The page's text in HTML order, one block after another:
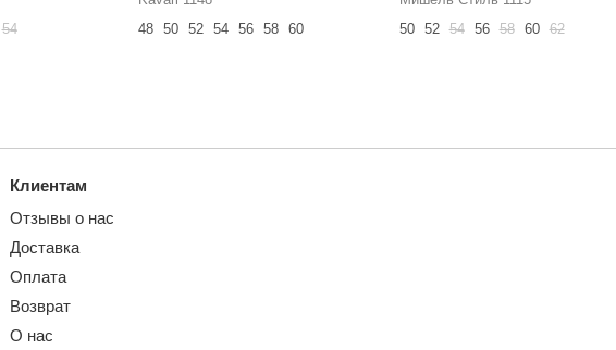
54
48
50 52 54 56 58 60
50
52 54 56 58 60 62
Клиентам
Отзывы о нас
Доставка
Оплата
Возврат
О нас